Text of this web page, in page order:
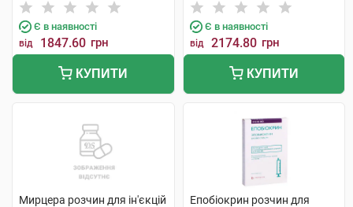
Є в наявності
від 1847.60 грн
КУПИТИ
Є в наявності
від 2174.80 грн
КУПИТИ
Мирцера розчин для ін'єкцій
Епобіокрин розчин для